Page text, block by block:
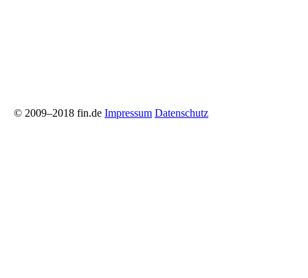
© 2009–2018 fin.de Impressum Datenschutz